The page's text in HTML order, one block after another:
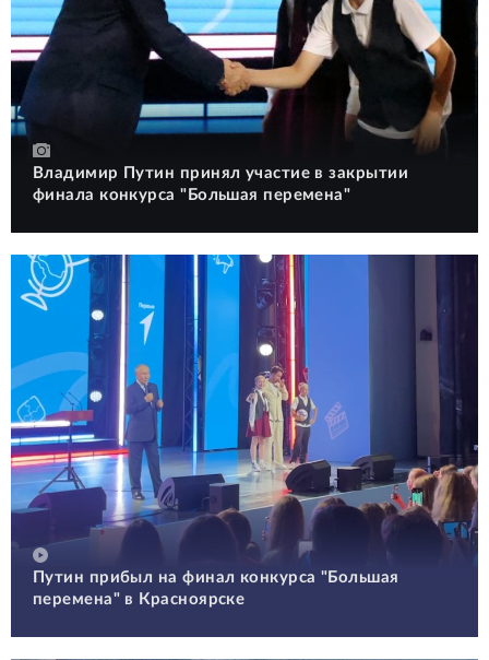
Владимир Путин принял участие в закрытии
финала конкурса "Большая перемена"
Путин прибыл на финал конкурса "Большая
перемена" в Красноярске